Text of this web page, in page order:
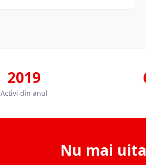
2019
Activi din anul
Nu mai